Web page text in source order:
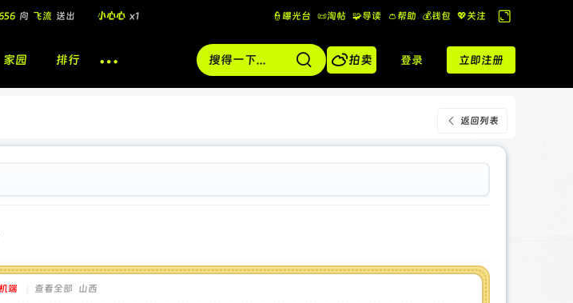
向 飞流 送出 小心心 x1
向 北 酷盖墨镜
向 北 送出 小心心 x1
👮曝光台 📜淘帖 🧩导读 👛帮助 💰️钱包 💖关注
换
到
宽
版
家园 排行 拍卖 登录 立即注册
返回列表
端 查看全部 山西